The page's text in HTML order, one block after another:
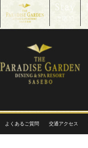
よくあるご質問 交通アクセス